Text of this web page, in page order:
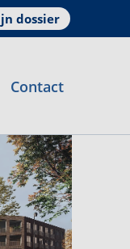
dossier
Contact